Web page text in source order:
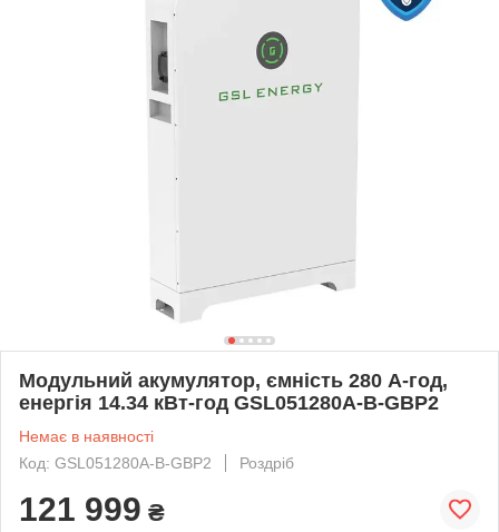
Модульний акумулятор, ємність 280 A-год,
енергія 14.34 кВт-год GSL051280A-B-GBP2
Немає в наявності
Код: GSL051280A-B-GBP2
Роздріб
121 999 ₴